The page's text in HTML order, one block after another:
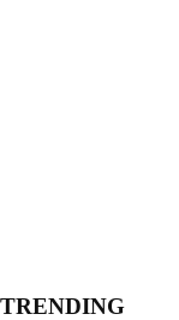
TRENDING